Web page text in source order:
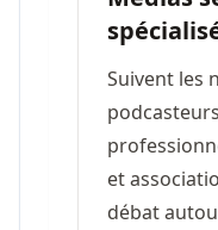
Suivent les
et
débat